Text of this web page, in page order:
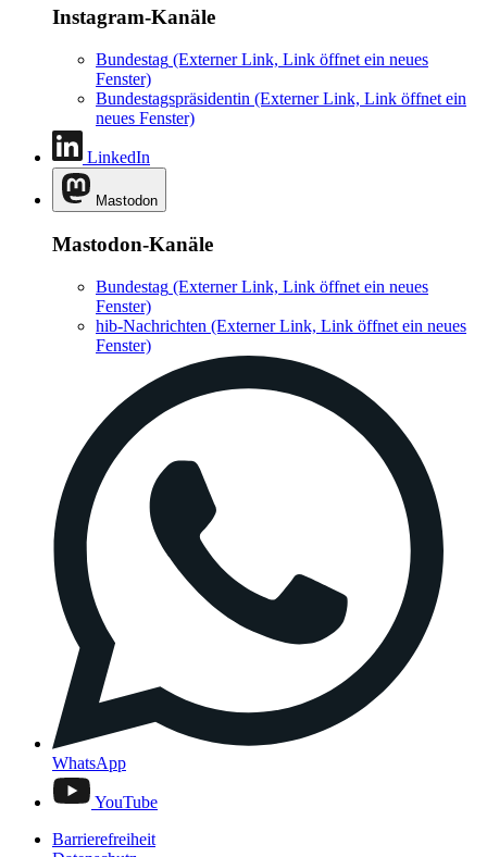
Instagram-Kanäle
Bundestag (Externer Link, Link öffnet ein neues
Fenster)
Bundestagspräsidentin (Externer Link, Link öffnet ein
neues Fenster)
LinkedIn
Mastodon
Mastodon-Kanäle
Bundestag (Externer Link, Link öffnet ein neues
Fenster)
hib-Nachrichten (Externer Link, Link öffnet ein neues
Fenster)
WhatsApp
YouTube
Barrierefreiheit